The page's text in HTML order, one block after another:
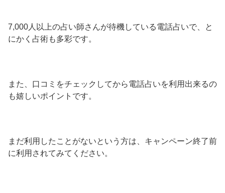
7,000人以上の占い師さんが待機している電話占いで、と
にかく占術も多彩です。
また、口コミをチェックしてから電話占いを利用出来るの
も嬉しいポイントです。
まだ利用したことがないという方は、キャンペーン終了前
に利用されてみてください。